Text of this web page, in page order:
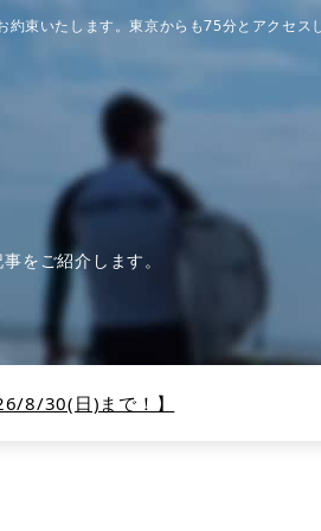
束いたします。東京からも75分とアクセス
をご紹介します。
8/30(日)まで！】